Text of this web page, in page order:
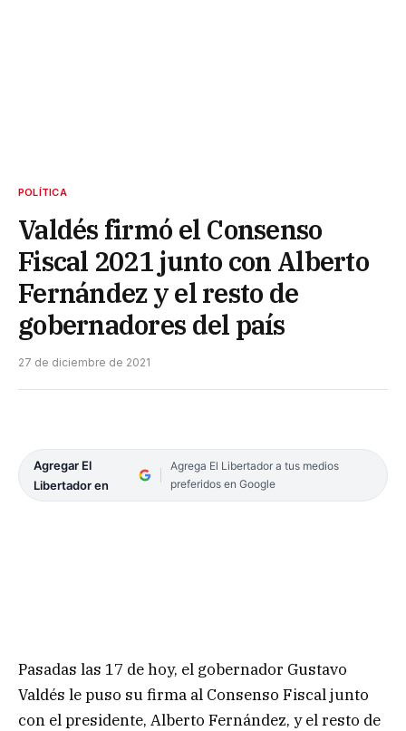
POLÍTICA
Valdés firmó el Consenso
Fiscal 2021 junto con Alberto
Fernández y el resto de
gobernadores del país
27 de diciembre de 2021
Agregar El
Libertador en
Agrega El Libertador a tus medios
preferidos en Google
Pasadas las 17 de hoy, el gobernador Gustavo
Valdés le puso su firma al Consenso Fiscal junto
con el presidente, Alberto Fernández, y el resto de